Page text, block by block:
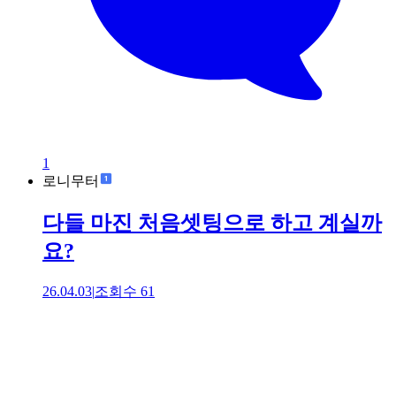
1
로니무터
다들 마진 처음셋팅으로 하고 계실까
요?
26.04.03|조회수 61